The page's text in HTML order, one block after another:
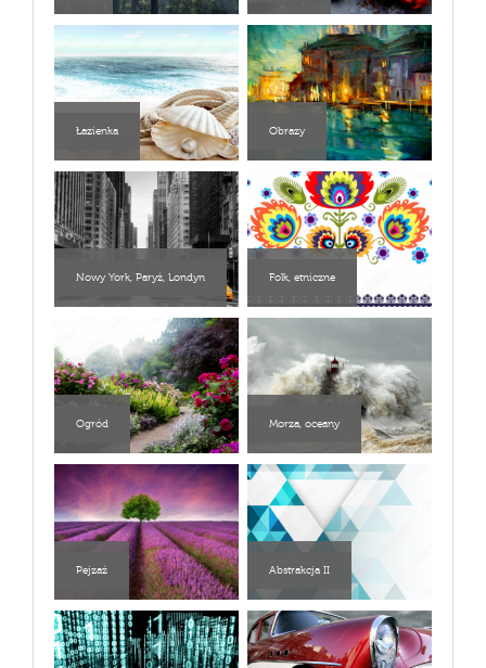
Łazienka Obrazy
Nowy York, Paryż, Londyn Folk, etniczne
Ogród Morza, oceany
Pejzaż Abstrakcja II